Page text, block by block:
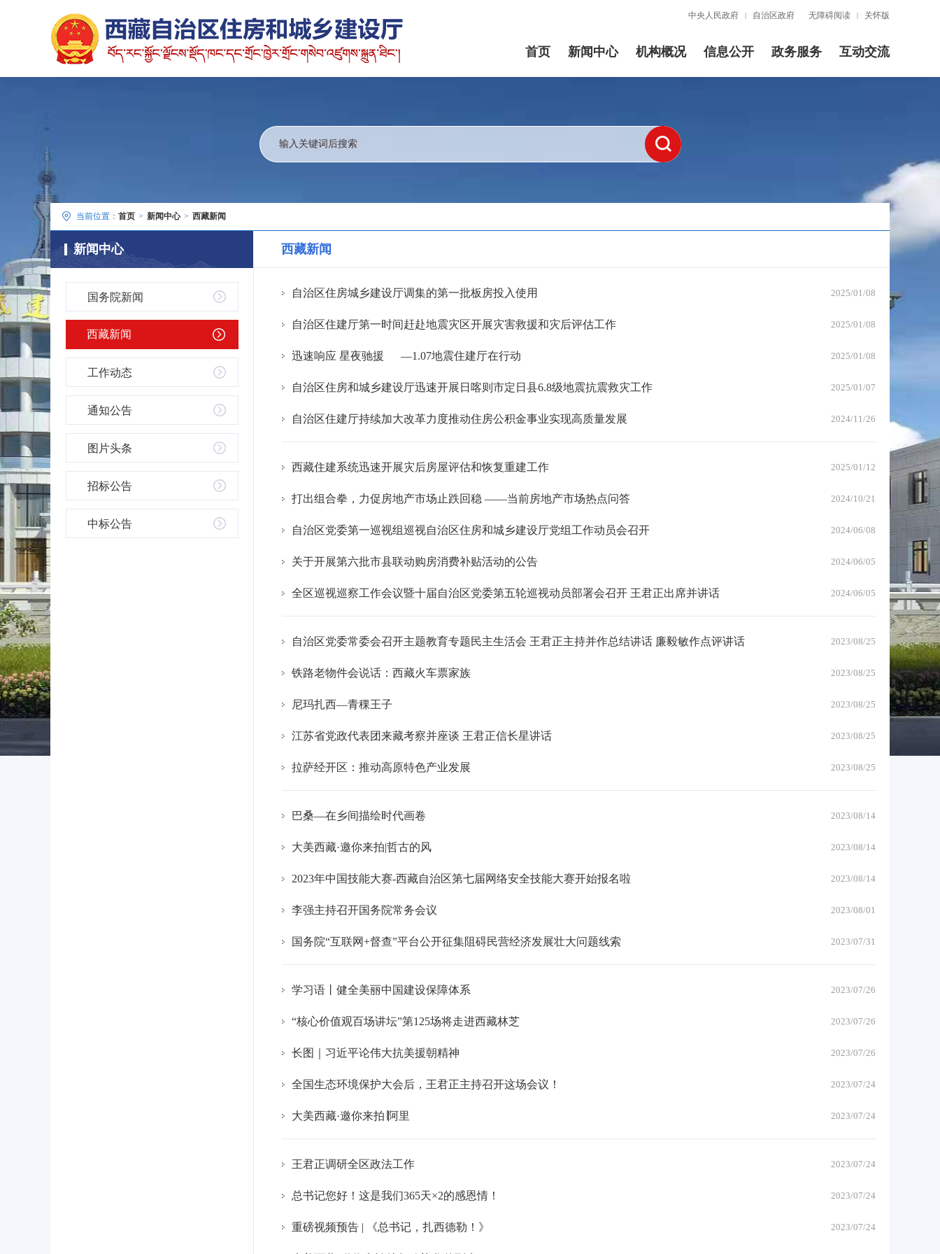
中央人民政府 | 自治区政府 无障碍阅读 | 关怀版
首页 新闻中心 机构概况 信息公开 政务服务 互动交流
当前位置： 首页 > 新闻中心 > 西藏新闻
新闻中心
国务院新闻
西藏新闻
工作动态
通知公告
图片头条
招标公告
中标公告
西藏新闻
自治区住房城乡建设厅调集的第一批板房投入使用 2025/01/08
自治区住建厅第一时间赶赴地震灾区开展灾害救援和灾后评估工作 2025/01/08
迅速响应 星夜驰援 —1.07地震住建厅在行动 2025/01/08
自治区住房和城乡建设厅迅速开展日喀则市定日县6.8级地震抗震救灾工作 2025/01/07
自治区住建厅持续加大改革力度推动住房公积金事业实现高质量发展 2024/11/26
西藏住建系统迅速开展灾后房屋评估和恢复重建工作 2025/01/12
打出组合拳，力促房地产市场止跌回稳 ——当前房地产市场热点问答 2024/10/21
自治区党委第一巡视组巡视自治区住房和城乡建设厅党组工作动员会召开 2024/06/08
关于开展第六批市县联动购房消费补贴活动的公告 2024/06/05
全区巡视巡察工作会议暨十届自治区党委第五轮巡视动员部署会召开 王君正出席并讲话 2024/06/05
自治区党委常委会召开主题教育专题民主生活会 王君正主持并作总结讲话 廉毅敏作点评讲话 2023/08/25
铁路老物件会说话：西藏火车票家族 2023/08/25
尼玛扎西—青稞王子 2023/08/25
江苏省党政代表团来藏考察并座谈 王君正信长星讲话 2023/08/25
拉萨经开区：推动高原特色产业发展 2023/08/25
巴桑—在乡间描绘时代画卷 2023/08/14
大美西藏·邀你来拍|哲古的风 2023/08/14
2023年中国技能大赛-西藏自治区第七届网络安全技能大赛开始报名啦 2023/08/14
李强主持召开国务院常务会议 2023/08/01
国务院“互联网+督查”平台公开征集阻碍民营经济发展壮大问题线索 2023/07/31
学习语丨健全美丽中国建设保障体系 2023/07/26
“核心价值观百场讲坛”第125场将走进西藏林芝 2023/07/26
长图｜习近平论伟大抗美援朝精神 2023/07/26
全国生态环境保护大会后，王君正主持召开这场会议！ 2023/07/24
大美西藏·邀你来拍∣阿里 2023/07/24
王君正调研全区政法工作 2023/07/24
总书记您好！这是我们365天×2的感恩情！ 2023/07/24
重磅视频预告 | 《总书记，扎西德勒！》 2023/07/24